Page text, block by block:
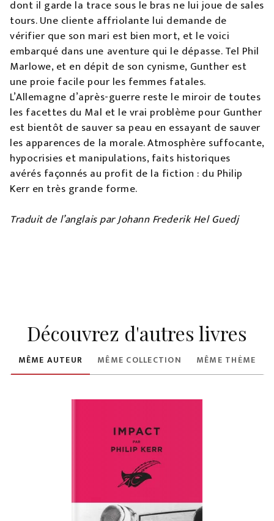
dont il garde la trace sous le bras ne lui joue de sales
tours. Une cliente affriolante lui demande de
vérifier que son mari est bien mort, et le voici
embarqué dans une aventure qui le dépasse. Tel Phil
Marlowe, et en dépit de son cynisme, Gunther est
une proie facile pour les femmes fatales.
L’Allemagne d’après-guerre reste le miroir de toutes
les facettes du Mal et le vrai problème pour Gunther
est bientôt de sauver sa peau en essayant de sauver
les apparences de la morale. Atmosphère suffocante,
hypocrisies et manipulations, faits historiques
avérés façonnés au profit de la fiction : du Philip
Kerr en très grande forme.
Traduit de l’anglais par Johann Frederik Hel Guedj
Découvrez d'autres livres
MÊME AUTEUR MÊME COLLECTION MÊME THÈME